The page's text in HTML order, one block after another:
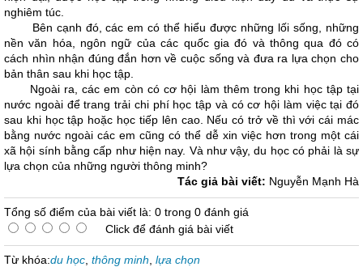
nghiêm túc.
Bên cạnh đó, các em có thể hiểu được những lối sống, những
nền văn hóa, ngôn ngữ của các quốc gia đó và thông qua đó có
cách nhìn nhận đúng đắn hơn về cuộc sống và đưa ra lựa chọn cho
bản thân sau khi học tập.
Ngoài ra, các em còn có cơ hội làm thêm trong khi học tập tại
nước ngoài để trang trải chi phí học tập và có cơ hội làm việc tại đó
sau khi học tập hoặc học tiếp lên cao. Nếu có trở về thì với cái mác
bằng nước ngoài các em cũng có thể dễ xin việc hơn trong một cái
xã hội sính bằng cấp như hiện nay. Và như vậy, du học có phải là sự
lựa chọn của những người thông minh?
Tác giả bài viết: Nguyễn Mạnh Hà
Tổng số điểm của bài viết là: 0 trong 0 đánh giá
Click để đánh giá bài viết
Từ khóa:du học thông minh lựa chọn